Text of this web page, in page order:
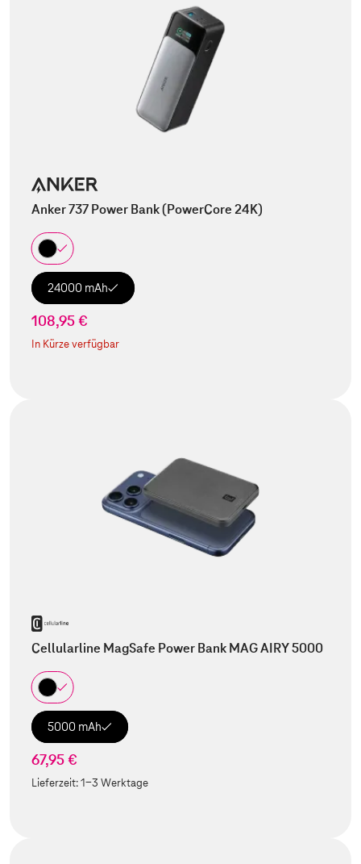
Anker 737 Power Bank (PowerCore 24K)
24000 mAh
108,95 €
In Kürze verfügbar
Cellularline MagSafe Power Bank MAG AIRY 5000
5000 mAh
67,95 €
Lieferzeit:1-3 Werktage